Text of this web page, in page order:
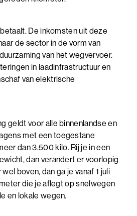
De inkomsten uit deze
de sector in de vorm van
van het wegvervoer.
in laadinfrastructuur en
van elektrische
geldt voor alle binnenlandse en
met een toegestane
dan 3.500 kilo. Rij je in een
dan verandert er voorlopig
boven, dan ga je vanaf 1 juli
die je aflegt op snelwegen
en lokale wegen.